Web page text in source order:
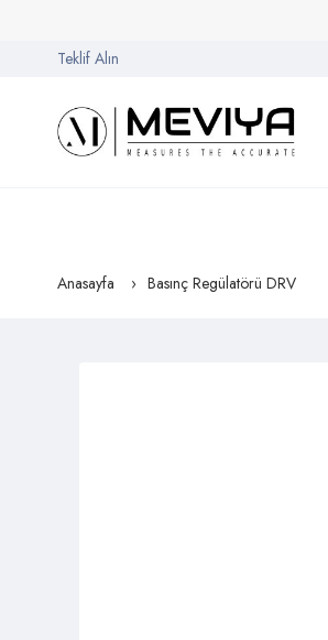
Teklif Alın
Anasayfa Basınç Regülatörü DRV